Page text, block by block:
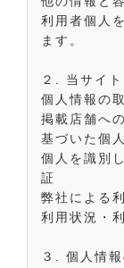
利用者個人
ます。
２. 当サイ
個人情報の
掲載店舗へ
基づいた個
個人を識別
証
弊社による
利用状況・
３. 個人情